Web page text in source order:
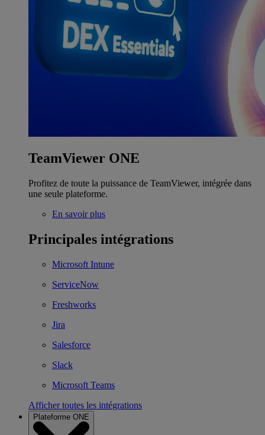
TeamViewer ONE
Profitez de toute la puissance de TeamViewer, intégrée dans
une seule plateforme.
En savoir plus
Principales intégrations
Microsoft Intune
ServiceNow
Freshworks
Jira
Salesforce
Slack
Microsoft Teams
Afficher toutes les intégrations
Plateforme ONE